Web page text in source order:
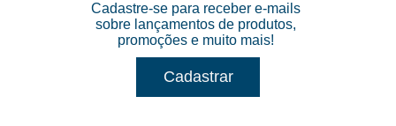
Cadastre-se para receber e-mails
sobre lançamentos de produtos,
promoções e muito mais!
Cadastrar